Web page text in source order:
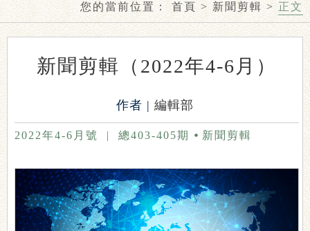
您的當前位置：首頁>新聞剪輯>正文
新聞剪輯（2022年4-6月）
作者 | 編輯部
2022年4-6月號 | 總403-405期 新聞剪輯